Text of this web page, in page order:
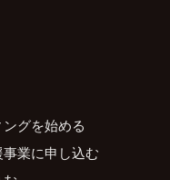
グを始める
業に申し込む